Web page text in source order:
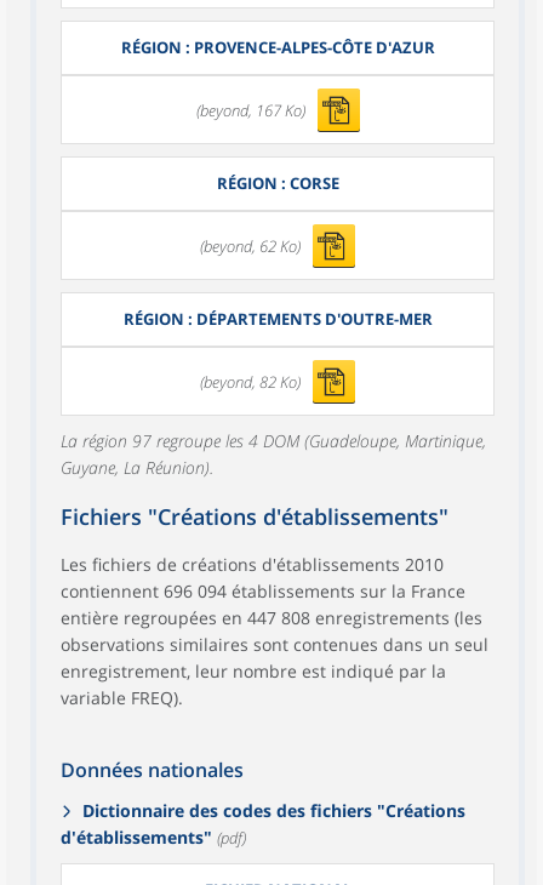
RÉGION : PROVENCE-ALPES-CÔTE D'AZUR
(beyond, 167 Ko)
RÉGION : CORSE
(beyond, 62 Ko)
RÉGION : DÉPARTEMENTS D'OUTRE-MER
(beyond, 82 Ko)
La région 97 regroupe les 4 DOM (Guadeloupe, Martinique,
Guyane, La Réunion).
Fichiers "Créations d'établissements"
Les fichiers de créations d'établissements 2010
contiennent 696 094 établissements sur la France
entière regroupées en 447 808 enregistrements (les
observations similaires sont contenues dans un seul
enregistrement, leur nombre est indiqué par la
variable FREQ).
Données nationales
Dictionnaire des codes des fichiers "Créations
d'établissements" (pdf)